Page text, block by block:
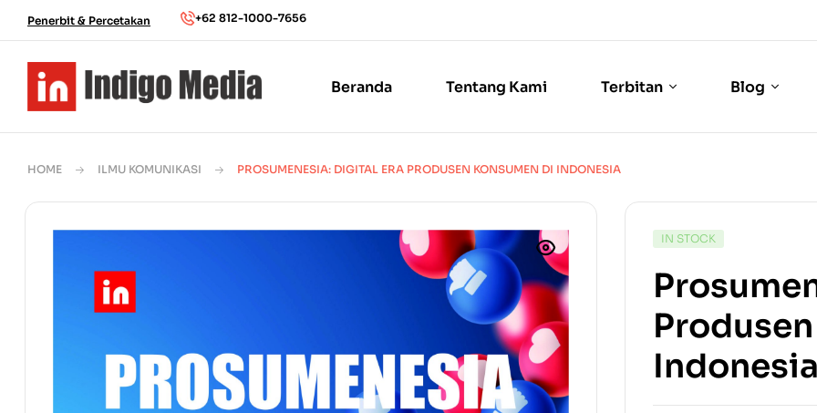
Penerbit & Percetakan +62 812-1000-7656
Beranda Tentang Kami Terbitan Blog
HOME ILMU KOMUNIKASI PROSUMENESIA: DIGITAL ERA PRODUSEN KONSUMEN DI INDONESIA
IN STOCK
Indonesia